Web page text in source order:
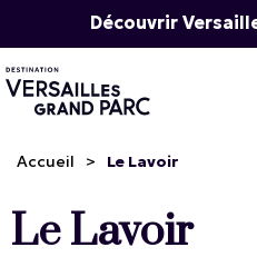
Découvrir
Accueil > Le Lavoir
Le Lavoir